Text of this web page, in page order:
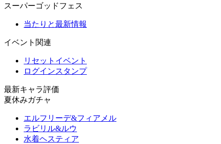
スーパーゴッドフェス
当たりと最新情報
イベント関連
リセットイベント
ログインスタンプ
最新キャラ評価
夏休みガチャ
エルフリーデ&フィアメル
ラビリル&ルウ
水着ヘスティア